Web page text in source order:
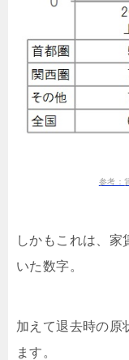
参考：
しかもこれは、家
いた数字。
加えて退去時の原
ます。